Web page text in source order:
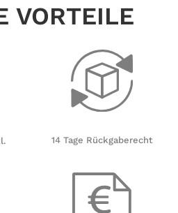
VORTEILE
14 Tage Rückgaberecht